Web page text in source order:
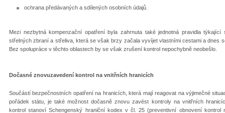
ochrana předávaných a sdílených osobních údajů.
Mezi nezbytná kompenzační opatření byla zahrnuta také jednotná pravidla
střelných zbraní a střeliva, která se však brzy začala vyvíjet vlastními cestami a dnes
Bez spolupráce v těchto oblastech by se však zrušení kontrol nepochybně neobešlo.
Dočasné znovuzavedení kontrol na vnitřních hranicích
Součástí bezpečnostních opatření na hranicích, která mají reagovat na výjimečné
pořádek státu, je také možnost dočasně znovu zavést kontroly na vnitřních
kontrol stanoví Schengenský hraniční kodex v čl. 25 (preventivní obnovení